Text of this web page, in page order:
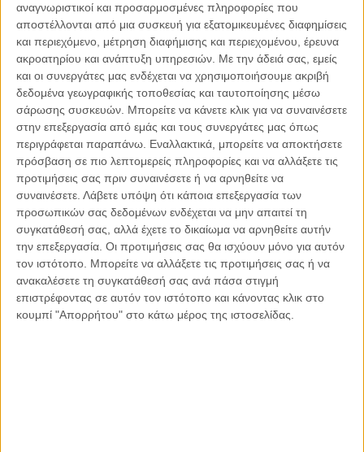
αναγνωριστικοί και προσαρμοσμένες πληροφορίες που
αποστέλλονται από μια συσκευή για εξατομικευμένες διαφημίσεις
και περιεχόμενο, μέτρηση διαφήμισης και περιεχομένου, έρευνα
ακροατηρίου και ανάπτυξη υπηρεσιών. Με την άδειά σας, εμείς
και οι συνεργάτες μας ενδέχεται να χρησιμοποιήσουμε ακριβή
δεδομένα γεωγραφικής τοποθεσίας και ταυτοποίησης μέσω
σάρωσης συσκευών. Μπορείτε να κάνετε κλικ για να συναινέσετε
στην επεξεργασία από εμάς και τους συνεργάτες μας όπως
περιγράφεται παραπάνω. Εναλλακτικά, μπορείτε να αποκτήσετε
πρόσβαση σε πιο λεπτομερείς πληροφορίες και να αλλάξετε τις
προτιμήσεις σας πριν συναινέσετε ή να αρνηθείτε να
συναινέσετε. Λάβετε υπόψη ότι κάποια επεξεργασία των
προσωπικών σας δεδομένων ενδέχεται να μην απαιτεί τη
συγκατάθεσή σας, αλλά έχετε το δικαίωμα να αρνηθείτε αυτήν
την επεξεργασία. Οι προτιμήσεις σας θα ισχύουν μόνο για αυτόν
τον ιστότοπο. Μπορείτε να αλλάξετε τις προτιμήσεις σας ή να
ανακαλέσετε τη συγκατάθεσή σας ανά πάσα στιγμή
επιστρέφοντας σε αυτόν τον ιστότοπο και κάνοντας κλικ στο
κουμπί "Απορρήτου" στο κάτω μέρος της ιστοσελίδας.
Γιάννης Πανούσης
Οι μόνοι αθώοι
Αντώνιος Ντακανάλης
Τέμπη: Η Κορυφή του Παγόβουνου
μιας Κοινωνίας που βράζει
Γιάννης Πανούσης
Μικροδιάβολοι ή άγουροι
εγκληματίες; – Άρθρο – παρέμβαση
στο Propago του Γιάννη Πανούση